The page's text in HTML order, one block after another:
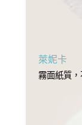
萊妮卡
霧面紙質